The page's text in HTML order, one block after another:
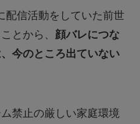
配信活動をしていた前世
とから、 顔バレにつな
今のところ出ていない
禁止の厳しい家庭環境